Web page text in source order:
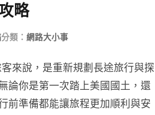
略
分類： 網路大小事
來說，是重新規劃長途旅行與探
論你是第一次踏上美國國土，還
前準備都能讓旅程更加順利與安